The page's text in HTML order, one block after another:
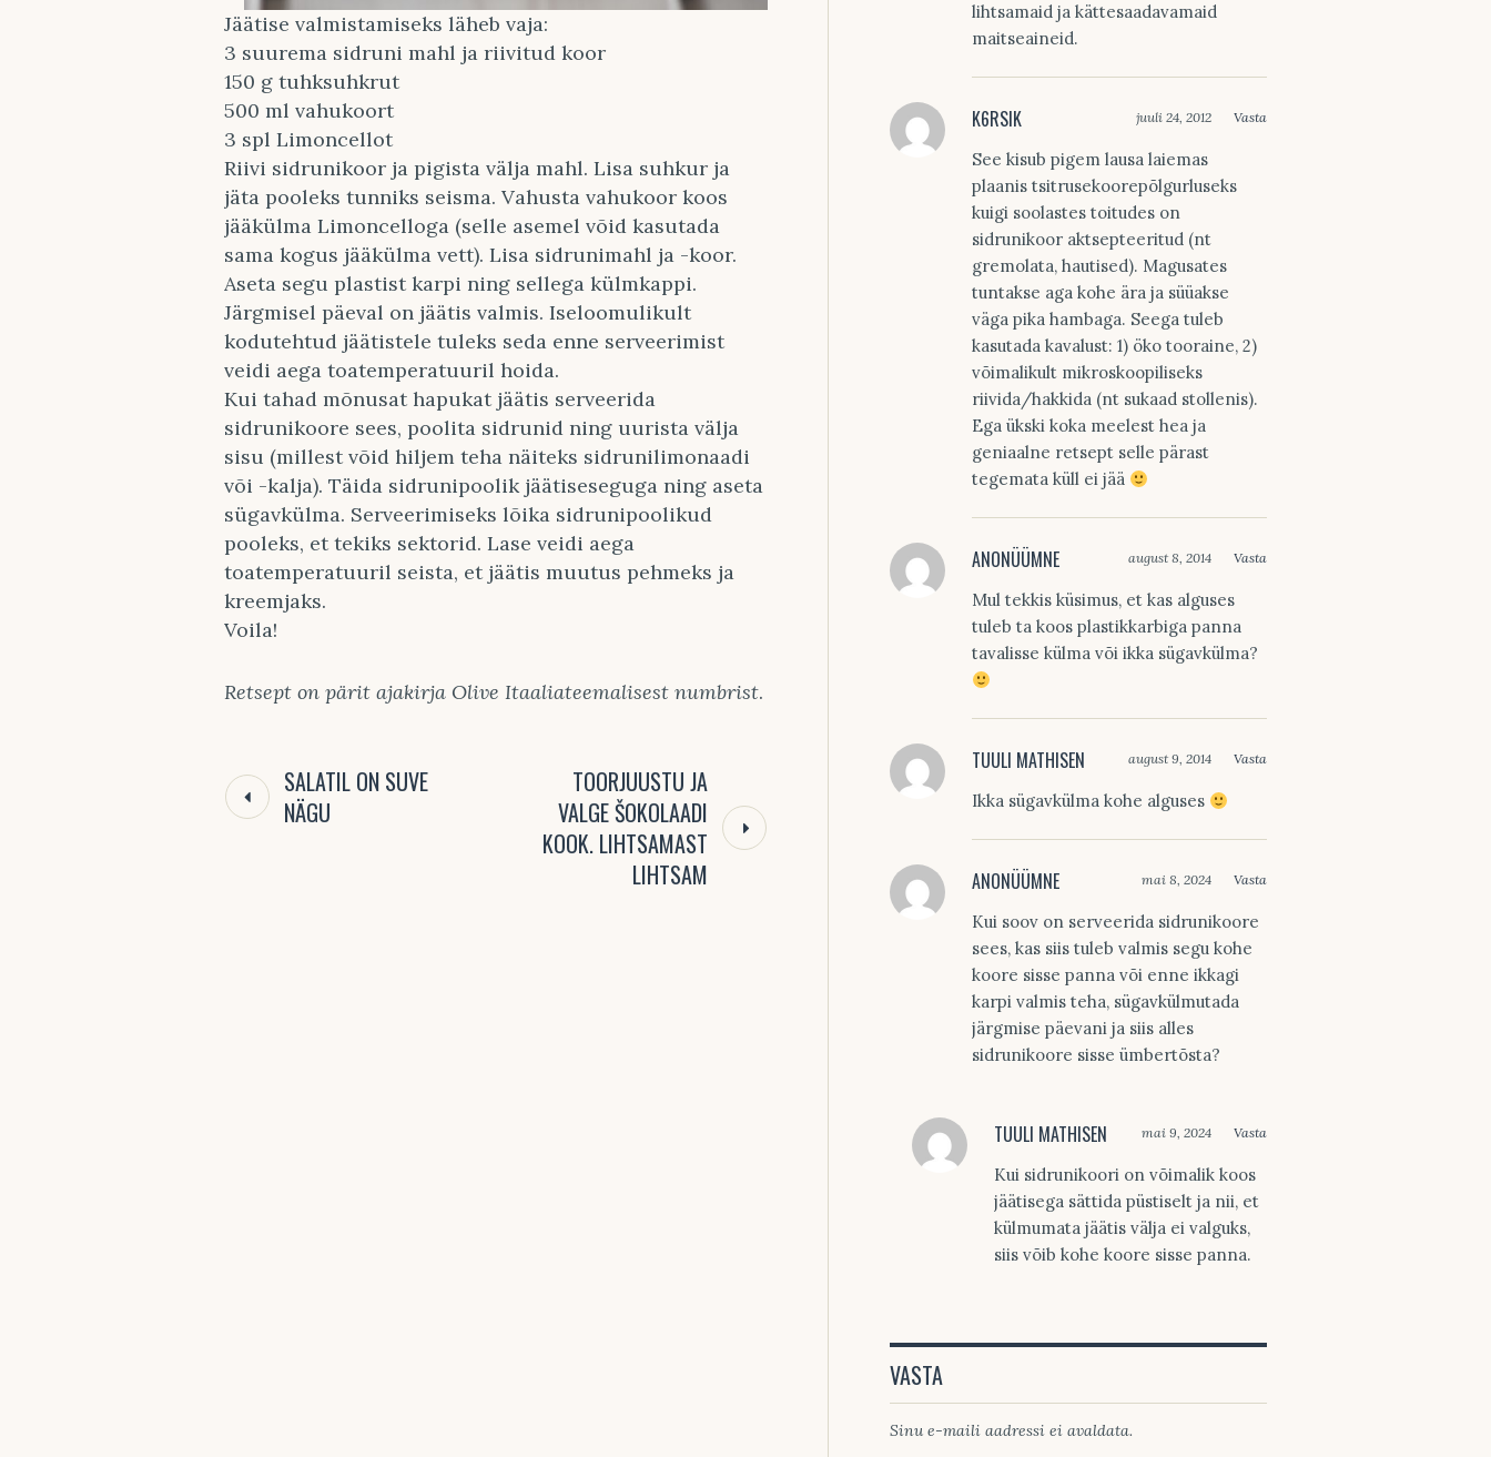
Jäätise valmistamiseks läheb vaja:
3 suurema sidruni mahl ja riivitud koor
150 g tuhksuhkrut
500 ml vahukoort
3 spl Limoncellot
Riivi sidrunikoor ja pigista välja mahl. Lisa suhkur ja
jäta pooleks tunniks seisma. Vahusta vahukoor koos
jääkülma Limoncelloga (selle asemel võid kasutada
sama kogus jääkülma vett). Lisa sidrunimahl ja -koor.
Aseta segu plastist karpi ning sellega külmkappi.
Järgmisel päeval on jäätis valmis. Iseloomulikult
kodutehtud jäätistele tuleks seda enne serveerimist
veidi aega toatemperatuuril hoida.
Kui tahad mõnusat hapukat jäätis serveerida
sidrunikoore sees, poolita sidrunid ning uurista välja
sisu (millest võid hiljem teha näiteks sidrunilimonaadi
või -kalja). Täida sidrunipoolik jäätiseseguga ning aseta
sügavkülma. Serveerimiseks lõika sidrunipoolikud
pooleks, et tekiks sektorid. Lase veidi aega
toatemperatuuril seista, et jäätis muutus pehmeks ja
kreemjaks.
Voila!
Retsept on pärit ajakirja Olive Itaaliateemalisest numbrist.
SALATIL ON SUVE
NÄGU
TOORJUUSTU JA
VALGE ŠOKOLAADI
KOOK. LIHTSAMAST
LIHTSAM
lihtsamaid ja kättesaadavamaid
maitseaineid.
K6RSIK juuli 24, 2012 Vasta
See kisub pigem lausa laiemas
plaanis tsitrusekoorepõlgurluseks
kuigi soolastes toitudes on
sidrunikoor aktsepteeritud (nt
gremolata, hautised). Magusates
tuntakse aga kohe ära ja süüakse
väga pika hambaga. Seega tuleb
kasutada kavalust: 1) öko tooraine, 2)
võimalikult mikroskoopiliseks
riivida/hakkida (nt sukaad stollenis).
Ega ükski koka meelest hea ja
geniaalne retsept selle pärast
tegemata küll ei jää
ANONÜÜMNE august 8, 2014 Vasta
Mul tekkis küsimus, et kas alguses
tuleb ta koos plastikkarbiga panna
tavalisse külma või ikka sügavkülma?
TUULI MATHISEN august 9, 2014 Vasta
Ikka sügavkülma kohe alguses
ANONÜÜMNE mai 8, 2024 Vasta
Kui soov on serveerida sidrunikoore
sees, kas siis tuleb valmis segu kohe
koore sisse panna või enne ikkagi
karpi valmis teha, sügavkülmutada
järgmise päevani ja siis alles
sidrunikoore sisse ümbertõsta?
TUULI MATHISEN mai 9, 2024 Vasta
Kui sidrunikoori on võimalik koos
jäätisega sättida püstiselt ja nii, et
külmumata jäätis välja ei valguks,
siis võib kohe koore sisse panna.
VASTA
Sinu e-maili aadressi ei avaldata.